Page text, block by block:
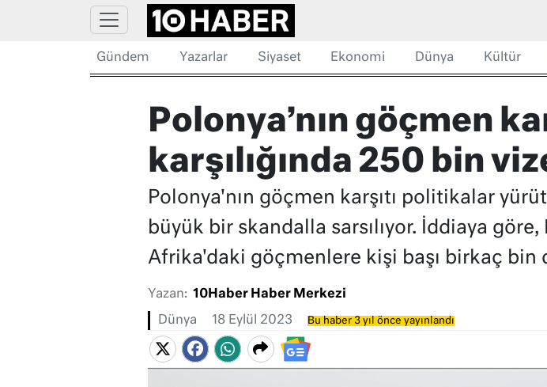
Gündem Yazarlar Siyaset Ekonomi Dünya Kültür
Polonya’nın göçmen
karşılığında 250 bin
Polonya'nın göçmen karşıtı politikalar
büyük bir skandalla sarsılıyor. İddiaya
Afrika'daki göçmenlere kişi başı birkaç bin
Yazan: 10Haber Haber Merkezi
Dünya 18 Eylül 2023 Bu haber 3 yıl önce yayınlandı